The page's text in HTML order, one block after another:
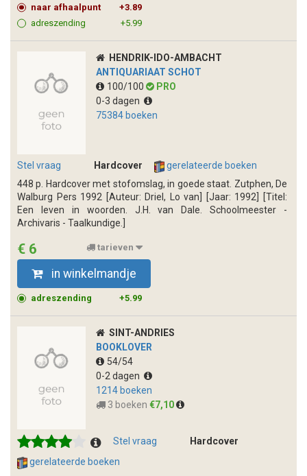
naar afhaalpunt
+3.89
adreszending
+5.99
HENDRIK-IDO-AMBACHT
ANTIQUARIAAT SCHOT
100/100
PRO
0-3 dagen
75384 boeken
Stel vraag Hardcover
gerelateerde boeken
448 p. Hardcover met stofomslag, in goede staat. Zutphen, De
Walburg Pers 1992 [Auteur: Driel, Lo van] [Jaar: 1992] [Titel:
Een leven in woorden. J.H. van Dale. Schoolmeester -
Archivaris - Taalkundige.]
€ 6 tarieven
in winkelmandje
adreszending +5.99
SINT-ANDRIES
BOOKLOVER
54/54
0-2 dagen
1214 boeken
3 boeken €7,10
Stel vraag
Hardcover
gerelateerde boeken